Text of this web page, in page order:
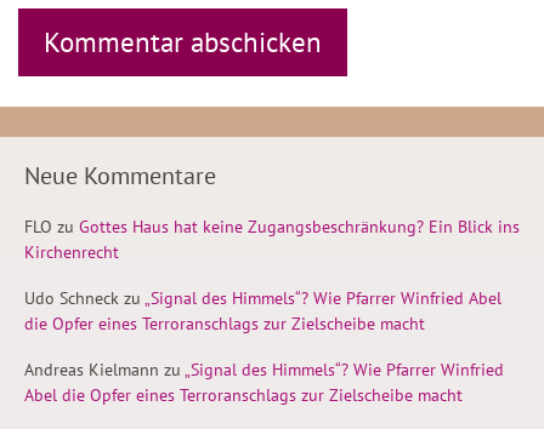
Neue Kommentare
FLO zu Gottes Haus hat keine Zugangsbeschränkung? Ein Blick ins
Kirchenrecht
Udo Schneck zu „Signal des Himmels“? Wie Pfarrer Winfried Abel
die Opfer eines Terroranschlags zur Zielscheibe macht
Andreas Kielmann zu „Signal des Himmels“? Wie Pfarrer Winfried
Abel die Opfer eines Terroranschlags zur Zielscheibe macht